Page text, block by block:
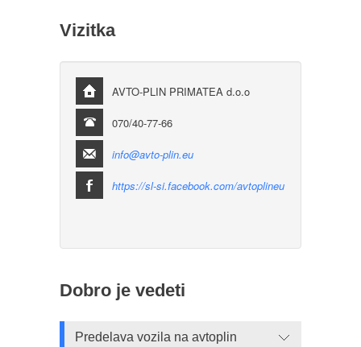
Vizitka
AVTO-PLIN PRIMATEA d.o.o
070/40-77-66
info@avto-plin.eu
https://sl-si.facebook.com/avtoplineu
Dobro je vedeti
Predelava vozila na avtoplin